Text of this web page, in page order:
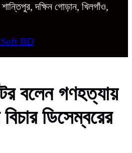
দক্ষিন গোড়ান, খিলগাঁও,
BD
বলেন গণহত্যায়
ডিসেম্বরের